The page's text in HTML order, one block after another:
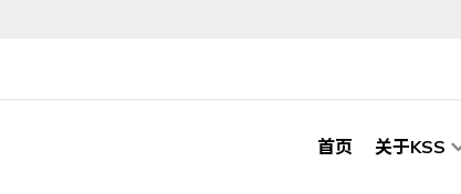
首页 关于KSS